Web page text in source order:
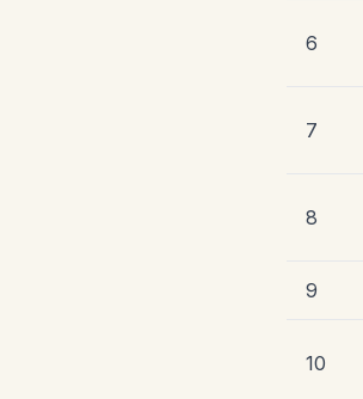
6
7
8
9
10